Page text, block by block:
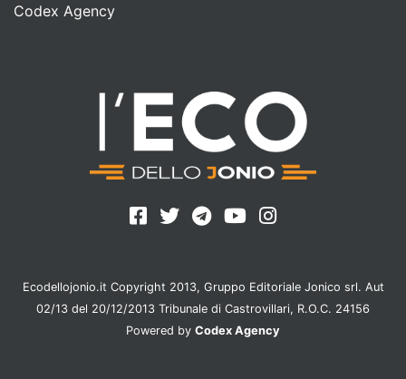
Codex Agency
Ecodellojonio.it Copyright 2013, Gruppo Editoriale Jonico srl. Aut
02/13 del 20/12/2013 Tribunale di Castrovillari, R.O.C. 24156
Powered by Codex Agency